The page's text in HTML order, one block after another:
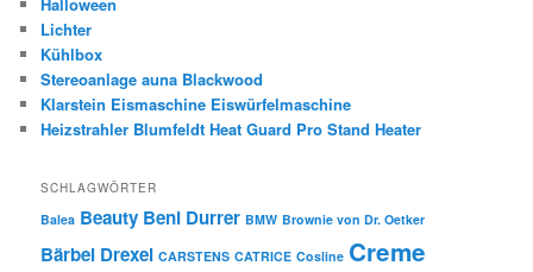
Lichter
Kühlbox
Stereoanlage auna Blackwood
Klarstein Eismaschine Eiswürfelmaschine
Heizstrahler Blumfeldt Heat Guard Pro Stand Heater
SCHLAGWÖRTER
Balea Beauty Beni Durrer BMW Brownie von Dr. Oetker
Bärbel Drexel CARSTENS CATRICE Cosline Creme